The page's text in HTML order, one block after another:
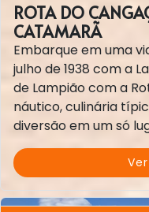
ROTA DO
CATAMARÃ
Embarque em uma
julho de 1938 com a
de Lampião com a
náutico, culinária
diversão em um só